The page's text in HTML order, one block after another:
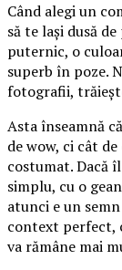
Când alegi un
să te lași dusă
puternic, o
superb în poze.
fotografii,
Asta înseamnă
de wow, ci cât
costumat. Dacă
simplu, cu o
atunci e un
context perfect,
va rămâne mai